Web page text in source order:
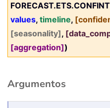
values, timeline,
[seasonality],
[aggregation])
Argumentos